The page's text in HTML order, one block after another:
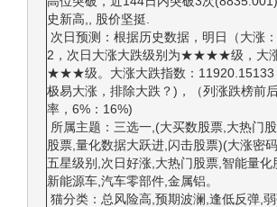
史新高,, 股价坚挺.
次日预测：根据历史数据，明日（大涨：
2，次日大涨大跌级别为★★★★级，大
★★★级。大涨大跌指数：11920.15133
极易大涨，排除大跌？)，（列涨跌榜前
率，6%：16%)
所属主题：三选一,(大买数股票,大热门
股票,量化数据大跃进,闪击股票)(大涨密
五星级别,次日好涨,大热门股票,智能量化
新能源车,汽车零部件,金属铝。
猫分类：总风险高,预期波澜,逢低反弹,